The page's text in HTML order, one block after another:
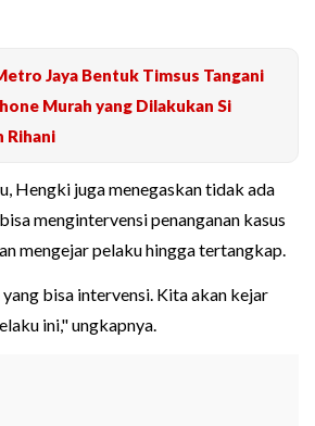
Jaya Bentuk Timsus Tangani
Murah yang Dilakukan Si
Rihani
Hengki juga menegaskan tidak ada
mengintervensi penanganan kasus
mengejar pelaku hingga tertangkap.
bisa intervensi. Kita akan kejar
ini," ungkapnya.